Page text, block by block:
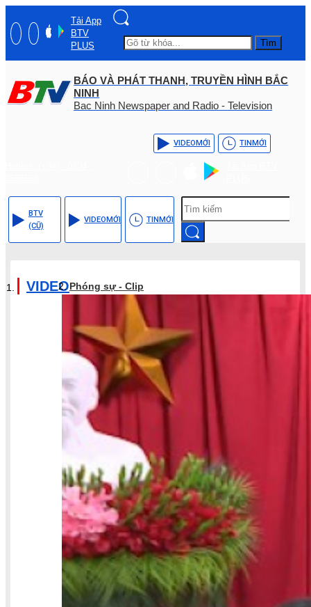
Tải App
BTV
PLUS
Tìm
BÁO VÀ PHÁT THANH, TRUYỀN HÌNH BẮC
NINH
Bac Ninh Newspaper and Radio - Television
VIDEOMỚI TINMỚI
BTV
(CŨ)
VIDEOMỚI TINMỚI
VIDEOPhóng sự - Clip